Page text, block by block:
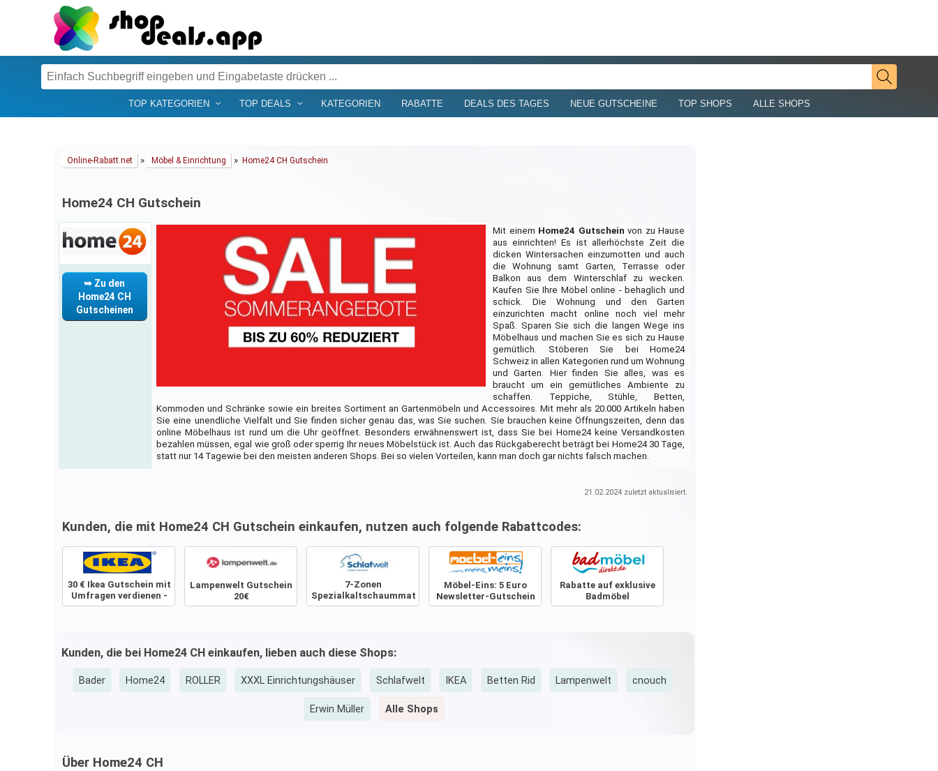
TOP KATEGORIEN TOP DEALS KATEGORIEN RABATTE DEALS DES TAGES NEUE GUTSCHEINE TOP SHOPS ALLE SHOPS
Online-Rabatt.net » Möbel & Einrichtung » Home24 CH Gutschein
Home24 CH Gutschein
➥ Zu den
Home24 CH
Gutscheinen
Mit einem Home24 Gutschein von zu Hause
aus einrichten! Es ist allerhöchste Zeit die
dicken Wintersachen einzumotten und auch
die Wohnung samt Garten, Terrasse oder
Balkon aus dem Winterschlaf zu wecken.
Kaufen Sie Ihre Möbel online - behaglich und
schick. Die Wohnung und den Garten
einzurichten macht online noch viel mehr
Spaß. Sparen Sie sich die langen Wege ins
Möbelhaus und machen Sie es sich zu Hause
gemütlich. Stöberen Sie bei Home24
Schweiz in allen Kategorien rund um Wohnung
und Garten. Hier finden Sie alles, was es
braucht um ein gemütliches Ambiente zu
schaffen. Teppiche, Stühle, Betten,
Kommoden und Schränke sowie ein breites Sortiment an Gartenmöbeln und Accessoires. Mit mehr als 20.000 Artikeln haben
Sie eine unendliche Vielfalt und Sie finden sicher genau das, was Sie suchen. Sie brauchen keine Öffnungszeiten, denn das
online Möbelhaus ist rund um die Uhr geöffnet. Besonders erwähnenswert ist, dass Sie bei Home24 keine Versandkosten
bezahlen müssen, egal wie groß oder sperrig Ihr neues Möbelstück ist. Auch das Rückgaberecht beträgt bei Home24 30 Tage,
statt nur 14 Tagewie bei den meisten anderen Shops. Bei so vielen Vorteilen, kann man doch gar nichts falsch machen.
21.02.2024 zuletzt aktualisiert.
Kunden, die mit Home24 CH Gutschein einkaufen, nutzen auch folgende Rabattcodes:
30 € Ikea Gutschein mit
Umfragen verdienen -
Gilt für alle Produkte!
Lampenwelt Gutschein
20€
7-Zonen
Spezialkaltschaummatratze
bei Schlafwelt
Möbel-Eins: 5 Euro
Newsletter-Gutschein
Rabatte auf exklusive
Badmöbel
Kunden, die bei Home24 CH einkaufen, lieben auch diese Shops:
Bader Home24 ROLLER XXXL Einrichtungshäuser Schlafwelt IKEA Betten Rid Lampenwelt cnouch
Erwin Müller Alle Shops
Über Home24 CH